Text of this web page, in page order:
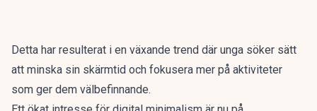
Detta har resulterat i en växande trend där unga söker sätt
att minska sin skärmtid och fokusera mer på aktiviteter
som ger dem välbefinnande.